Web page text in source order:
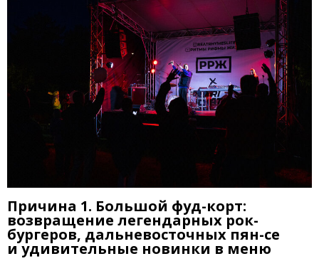
Причина 1. Большой фуд-корт:
возвращение легендарных рок-
бургеров, дальневосточных пян-се
и удивительные новинки в меню